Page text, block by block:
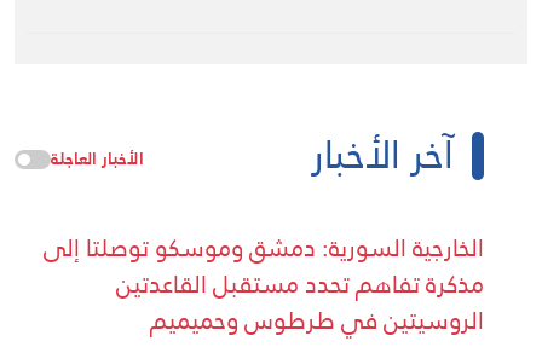
آخر الأخبار الأخبار العاجلة
الخارجية السورية: دمشق وموسكو توصلتا إلى
مذكرة تفاهم تحدد مستقبل القاعدتين
الروسيتين في طرطوس وحميميم